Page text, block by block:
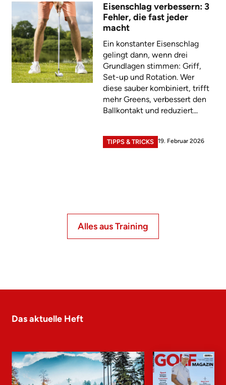
Eisenschlag verbessern: 3
Fehler, die fast jeder
macht
Ein konstanter Eisenschlag
gelingt dann, wenn drei
Grundlagen stimmen: Griff,
Set-up und Rotation. Wer
diese sauber kombiniert, trifft
mehr Greens, verbessert den
Ballkontakt und reduziert...
TIPPS & TRICKS 19. Februar 2026
Alles aus Training
Das aktuelle Heft